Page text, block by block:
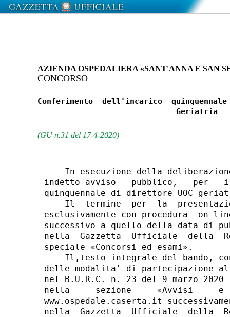
AZIENDA OSPEDALIERA «SANT'ANNA E SAN
CONCORSO
Conferimento  dell'incarico
                              Geriatria
(GU n.31 del 17-4-2020)
In esecuzione della
indetto avviso   pubblico,   per
quinquennale di direttore UOC
Il  termine  per  la
esclusivamente con procedura
successivo a quello della data di
nella  Gazzetta  Ufficiale  della
speciale «Concorsi ed esami».
Il,testo integrale del bando,
delle modalita' di partecipazione
nel B.U.R.C. n. 23 del 9 marzo
nella     sezione     «Avvisi
www.ospedale.caserta.it
nella  Gazzetta  Ufficiale  della